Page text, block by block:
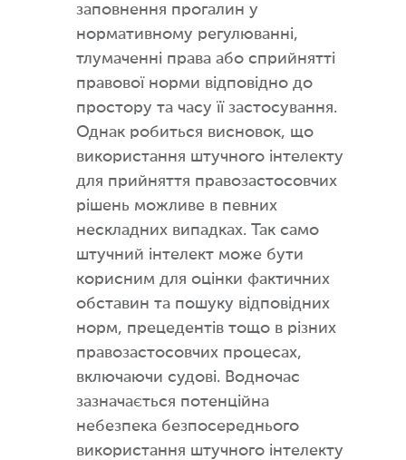
заповнення прогалин у
нормативному регулюванні,
тлумаченні права або сприйнятті
правової норми відповідно до
простору та часу її застосування.
Однак робиться висновок, що
використання штучного інтелекту
для прийняття правозастосовчих
рішень можливе в певних
нескладних випадках. Так само
штучний інтелект може бути
корисним для оцінки фактичних
обставин та пошуку відповідних
норм, прецедентів тощо в різних
правозастосовчих процесах,
включаючи судові. Водночас
зазначається потенційна
небезпека безпосереднього
використання штучного інтелекту